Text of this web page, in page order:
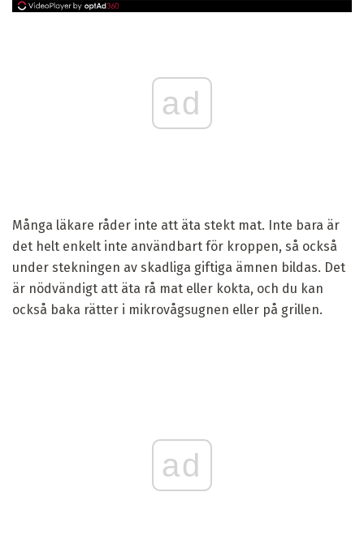
ad
Många läkare råder inte att äta stekt mat. Inte bara är
det helt enkelt inte användbart för kroppen, så också
under stekningen av skadliga giftiga ämnen bildas. Det
är nödvändigt att äta rå mat eller kokta, och du kan
också baka rätter i mikrovågsugnen eller på grillen.
ad